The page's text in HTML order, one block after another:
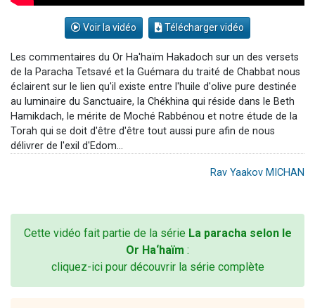
Voir la vidéo Télécharger vidéo
Les commentaires du Or Ha'haïm Hakadoch sur un des versets
de la Paracha Tetsavé et la Guémara du traité de Chabbat nous
éclairent sur le lien qu'il existe entre l'huile d'olive pure destinée
au luminaire du Sanctuaire, la Chékhina qui réside dans le Beth
Hamikdach, le mérite de Moché Rabbénou et notre étude de la
Torah qui se doit d'être d'être tout aussi pure afin de nous
délivrer de l'exil d'Edom...
Rav Yaakov MICHAN
Cette vidéo fait partie de la série La paracha selon le
Or Ha‘haïm :
cliquez-ici pour découvrir la série complète